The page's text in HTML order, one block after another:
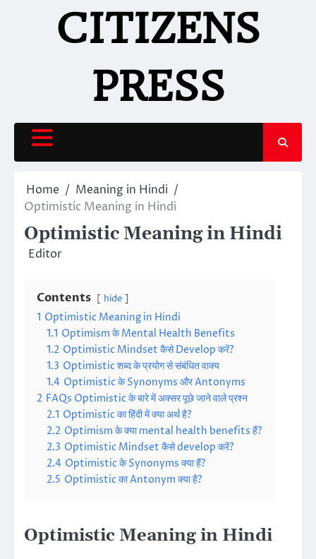
CITIZENS
PRESS
Home
Meaning in Hindi
Optimistic Meaning in Hindi
Optimistic Meaning in Hindi
Editor
Contents hide
1 Optimistic Meaning in Hindi
1.1 Optimism के Mental Health Benefits
1.2 Optimistic Mindset कैसे Develop करें?
1.3 Optimistic शब्द के प्रयोग से संबंधित वाक्य
1.4 Optimistic के Synonyms और Antonyms
2 FAQs Optimistic के बारे में अक्सर पूछे जाने वाले प्रश्न
2.1 Optimistic का हिंदी में क्या अर्थ है?
2.2 Optimism के क्या mental health benefits हैं?
2.3 Optimistic Mindset कैसे develop करें?
2.4 Optimistic के Synonyms क्या हैं?
2.5 Optimistic का Antonym क्या है?
Optimistic Meaning in Hindi